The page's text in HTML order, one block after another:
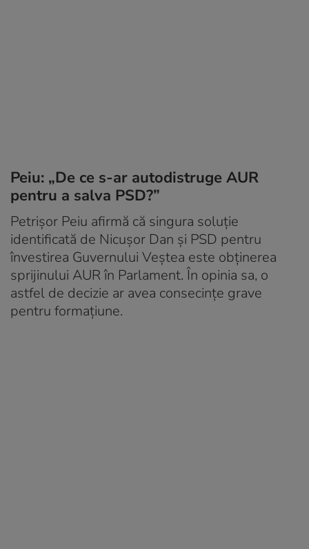
Peiu: „De ce s-ar autodistruge AUR
pentru a salva PSD?”
Petrișor Peiu afirmă că singura soluție
identificată de Nicușor Dan și PSD pentru
învestirea Guvernului Veștea este obținerea
sprijinului AUR în Parlament. În opinia sa, o
astfel de decizie ar avea consecințe grave
pentru formațiune.